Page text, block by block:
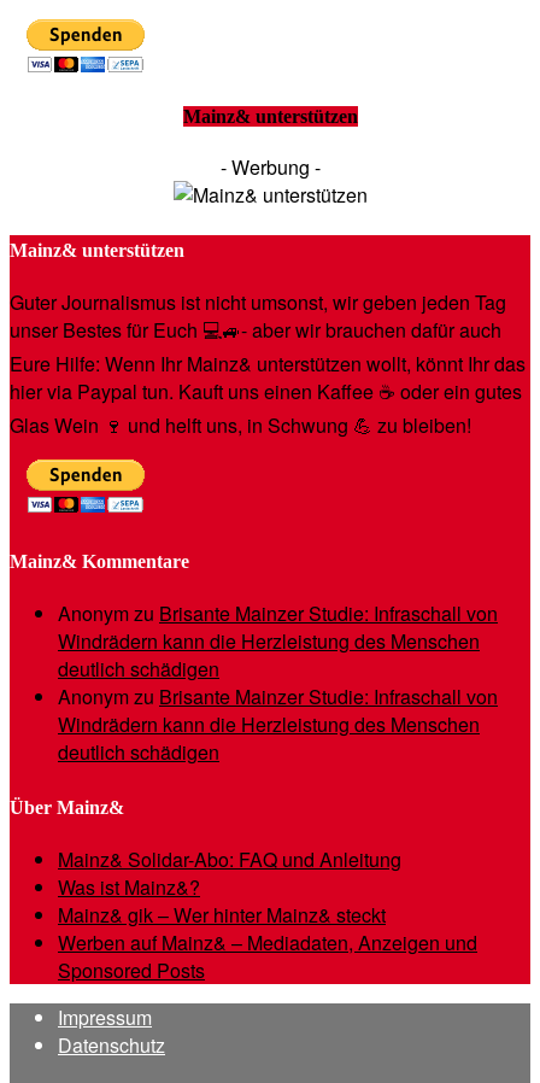
Mainz& unterstützen
- Werbung -
Mainz& unterstützen
Guter Journalismus ist nicht umsonst, wir geben jeden Tag
unser Bestes für Euch 💻🚙- aber wir brauchen dafür auch
Eure Hilfe: Wenn Ihr Mainz& unterstützen wollt, könnt Ihr das
hier via Paypal tun. Kauft uns einen Kaffee ☕️ oder ein gutes
Glas Wein 🍷 und helft uns, in Schwung 💪 zu bleiben!
Mainz& Kommentare
Anonymzu Brisante Mainzer Studie: Infraschall von
Windrädern kann die Herzleistung des Menschen
deutlich schädigen
Anonymzu Brisante Mainzer Studie: Infraschall von
Windrädern kann die Herzleistung des Menschen
deutlich schädigen
Über Mainz&
Mainz& Solidar-Abo: FAQ und Anleitung
Was ist Mainz&?
Mainz& gik – Wer hinter Mainz& steckt
Werben auf Mainz& – Mediadaten, Anzeigen und
Sponsored Posts
Impressum
Datenschutz